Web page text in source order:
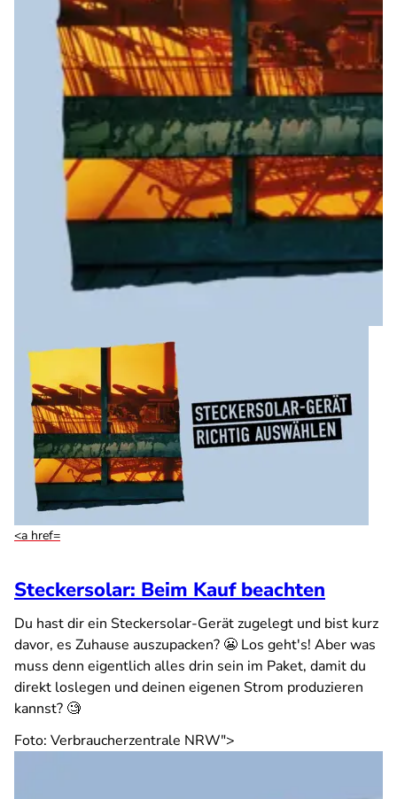
<a href=
Steckersolar: Beim Kauf beachten
Du hast dir ein Steckersolar-Gerät zugelegt und bist kurz
davor, es Zuhause auszupacken? 😬 Los geht's! Aber was
muss denn eigentlich alles drin sein im Paket, damit du
direkt loslegen und deinen eigenen Strom produzieren
kannst? 🧐
Foto: Verbraucherzentrale NRW">